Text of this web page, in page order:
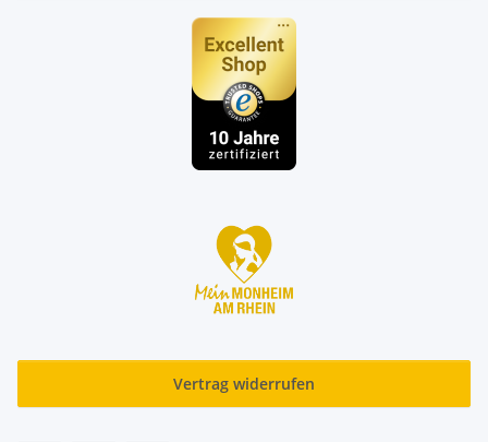
Vertrag widerrufen